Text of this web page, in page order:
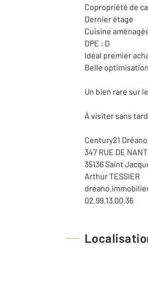
Copropriété de
Dernier étage
Cuisine
DPE : D
Idéal premier
Belle
Un bien rare sur
À visiter sans
Century21
347 RUE DE
35136 Saint
Arthur TESSIER
02.99.13.00.36